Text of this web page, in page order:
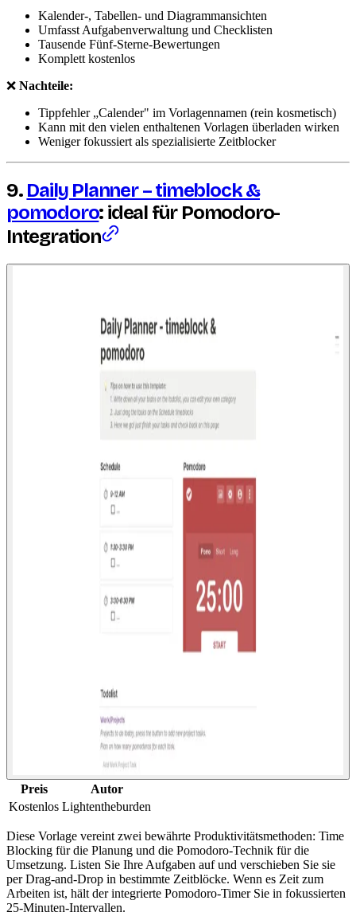
Kalender-, Tabellen- und Diagrammansichten
Umfasst Aufgabenverwaltung und Checklisten
Tausende Fünf-Sterne-Bewertungen
Komplett kostenlos
❌ Nachteile:
Tippfehler „Calender" im Vorlagennamen (rein kosmetisch)
Kann mit den vielen enthaltenen Vorlagen überladen wirken
Weniger fokussiert als spezialisierte Zeitblocker
9. Daily Planner – timeblock &
pomodoro: ideal für Pomodoro-
Integration
Preis
Autor
Kostenlos Lightentheburden
Diese Vorlage vereint zwei bewährte Produktivitätsmethoden: Time
Blocking für die Planung und die Pomodoro-Technik für die
Umsetzung. Listen Sie Ihre Aufgaben auf und verschieben Sie sie
per Drag-and-Drop in bestimmte Zeitblöcke. Wenn es Zeit zum
Arbeiten ist, hält der integrierte Pomodoro-Timer Sie in fokussierten
25-Minuten-Intervallen.